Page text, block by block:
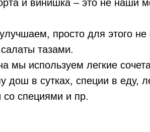
и винишка – это не наши
просто для этого
тазами.
мы используем легкие
дош в сутках, специи в еду,
со специями и пр.